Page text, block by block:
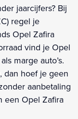
jaarcijfers? Bij
regel je
Opel Zafira
vind je Opel
marge auto’s.
dan hoef je geen
aanbetaling
een Opel Zafira